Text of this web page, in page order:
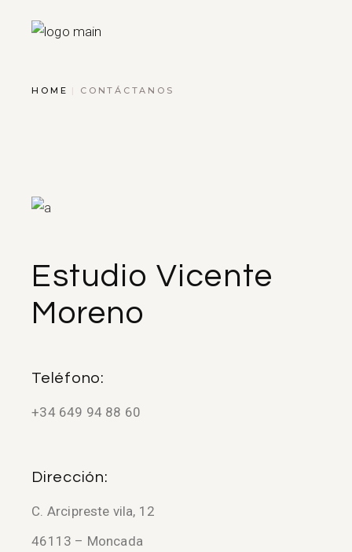
HOME CONTÁCTANOS
Estudio Vicente
Moreno
Teléfono:
+34 649 94 88 60
Dirección:
C. Arcipreste vila, 12
46113 – Moncada